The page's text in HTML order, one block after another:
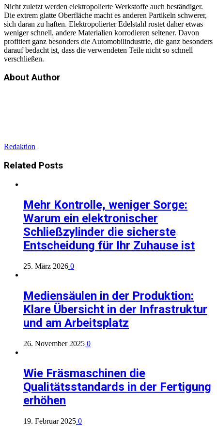
Nicht zuletzt werden elektropolierte Werkstoffe auch beständiger.
Die extrem glatte Oberfläche macht es anderen Partikeln schwerer,
sich daran zu haften. Elektropolierter Edelstahl rostet daher etwas
weniger schnell, andere Materialien korrodieren seltener. Davon
profitiert ganz besonders die Automobilindustrie, die ganz besonders
darauf bedacht ist, dass die verwendeten Teile nicht so schnell
verschließen.
About Author
Redaktion
Related Posts
Mehr Kontrolle, weniger Sorge:
Warum ein elektronischer
Schließzylinder die sicherste
Entscheidung für Ihr Zuhause ist
25. März 2026 0
Mediensäulen in der Produktion:
Klare Übersicht in der Infrastruktur
und am Arbeitsplatz
26. November 2025 0
Wie Fräsmaschinen die
Qualitätsstandards in der Fertigung
erhöhen
19. Februar 2025 0